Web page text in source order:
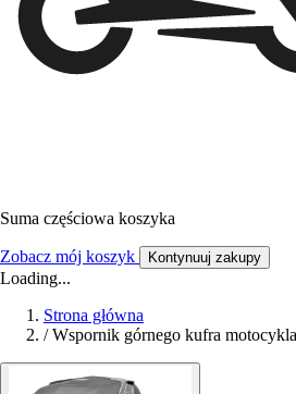
Suma częściowa koszyka
Zobacz mój koszyk Kontynuuj zakupy
Loading...
Strona główna
/ Wspornik górnego kufra